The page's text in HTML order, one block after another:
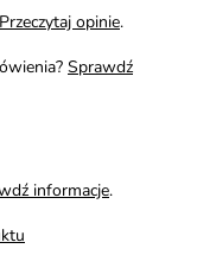
Przeczytaj opinie.
Sprawdź
informacje.